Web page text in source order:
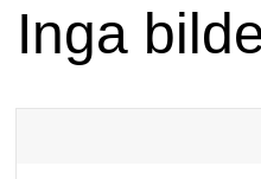
Inga